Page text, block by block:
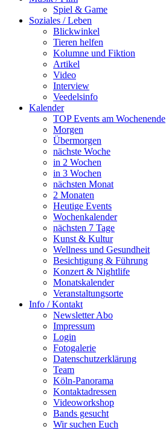
Spiel & Game
Soziales / Leben
Blickwinkel
Tieren helfen
Kolumne und Fiktion
Artikel
Video
Interview
Veedelsinfo
Kalender
TOP Events am Wochenende
Morgen
Übermorgen
nächste Woche
in 2 Wochen
in 3 Wochen
nächsten Monat
2 Monaten
Heutige Events
Wochenkalender
nächsten 7 Tage
Kunst & Kultur
Wellness und Gesundheit
Besichtigung & Führung
Konzert & Nightlife
Monatskalender
Veranstaltungsorte
Info / Kontakt
Newsletter Abo
Impressum
Login
Fotogalerie
Datenschutzerklärung
Team
Köln-Panorama
Kontaktadressen
Videoworkshop
Bands gesucht
Wir suchen Euch